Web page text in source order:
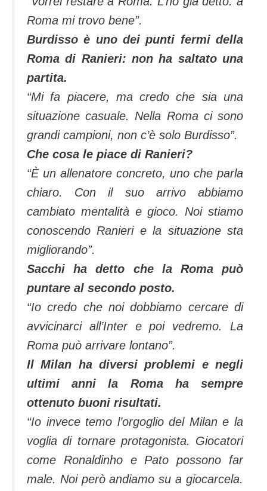
Roma mi trovo bene”.
Burdisso è uno dei punti fermi della
Roma di Ranieri: non ha saltato una
partita.
“Mi fa piacere, ma credo che sia una
situazione casuale. Nella Roma ci sono
grandi campioni, non c’è solo Burdisso”.
Che cosa le piace di Ranieri?
“È un allenatore concreto, uno che parla
chiaro. Con il suo arrivo abbiamo
cambiato mentalità e gioco. Noi stiamo
conoscendo Ranieri e la situazione sta
migliorando”.
Sacchi ha detto che la Roma può
puntare al secondo posto.
“Io credo che noi dobbiamo cercare di
avvicinarci all’Inter e poi vedremo. La
Roma può arrivare lontano”.
Il Milan ha diversi problemi e negli
ultimi anni la Roma ha sempre
ottenuto buoni risultati.
“Io invece temo l’orgoglio del Milan e la
voglia di tornare protagonista. Giocatori
come Ronaldinho e Pato possono far
male. Noi però andiamo su a giocarcela.